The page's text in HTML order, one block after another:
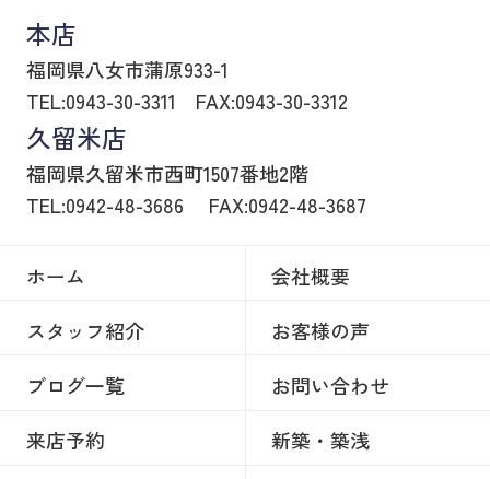
本店
福岡県八女市蒲原933-1
TEL:0943-30-3311
FAX:0943-30-3312
久留米店
福岡県久留米市西町1507番地2階
TEL:0942-48-3686
FAX:0942-48-3687
ホーム
会社概要
スタッフ紹介
お客様の声
ブログ一覧
お問い合わせ
来店予約
新築・築浅